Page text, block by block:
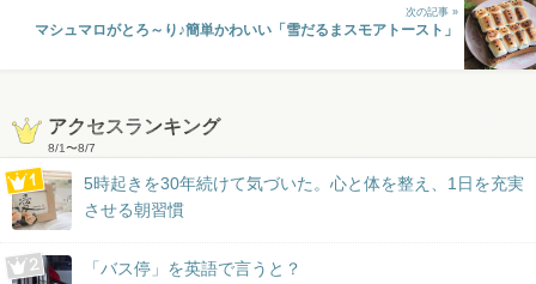
次の記事 »
マシュマロがとろ～り♪簡単かわいい「雪だるまスモアトースト」
アクセスランキング
8/1〜8/7
5時起きを30年続けて気づいた。心と体を整え、1日を充実
させる朝習慣
「バス停」を英語で言うと？